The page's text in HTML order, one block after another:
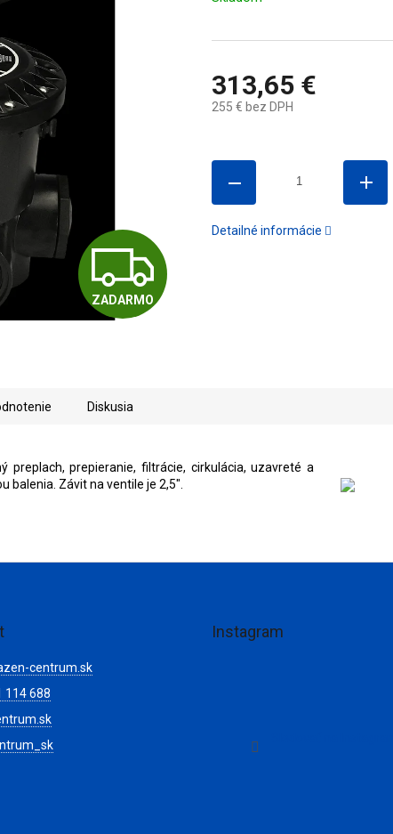
Z
A
A
M
ZADARMO
313,65 €
255 € bez DPH
Detailné informácie
Diskusia
prepieranie, filtrácie, cirkulácia, uzavreté a
balenia. Závit na ventile je 2,5".
centrum.sk
114 688
Instagram